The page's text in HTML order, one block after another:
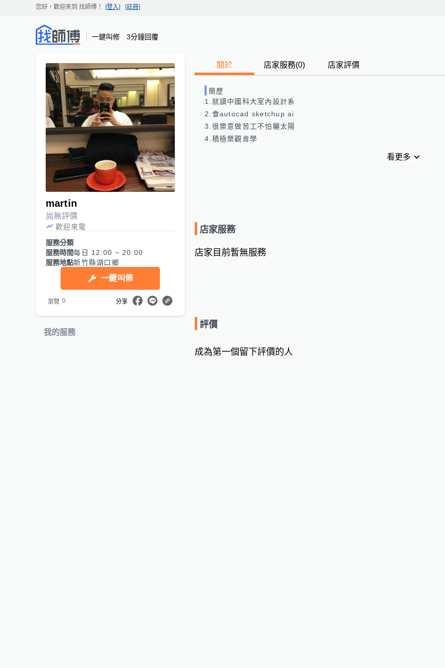
您好，歡迎來到 找師傅 ！ [登入] [註冊]
一鍵叫修 3分鐘回覆
martin
尚無評價
歡迎來電
服務分類
服務時間每日 12:00 ~ 20:00
服務地點新竹縣湖口鄉
一鍵叫修
瀏覽 0 分享
我的服務
關於 店家服務(0) 店家評價
簡歷
1.就讀中國科大室內設計系
2.會autocad sketchup ai
3.很樂意做苦工不怕曬太陽
4.積極樂觀肯學
看更多
店家服務
店家目前暫無服務
評價
成為第一個留下評價的人